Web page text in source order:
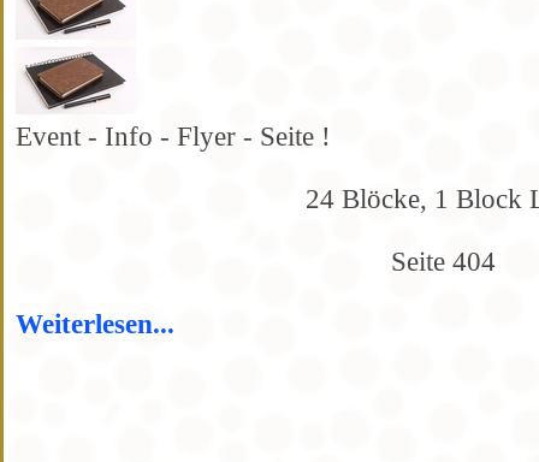
Event - Info - Flyer - Seite !
24 Blöcke, 1 Block
Seite 404
Weiterlesen...